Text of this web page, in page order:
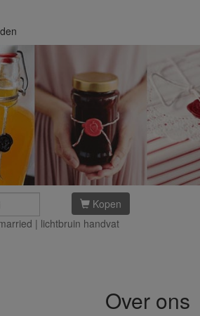
Kopen
| lichtbruin handvat
Over ons